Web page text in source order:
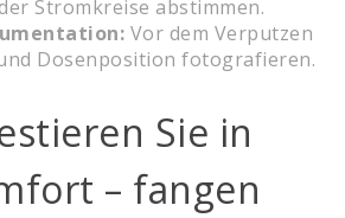
Stromkreise abstimmen.
Vor dem Verputzen
Dosenposition fotografieren.
Sie in
– fangen